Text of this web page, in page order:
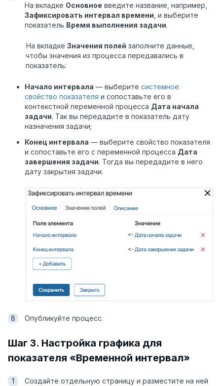
На вкладке Основное введите название, например,
Зафиксировать интервал времени , и выберите
показатель Время выполнения задачи.
На вкладке Значения полей заполните данные,
чтобы значения из процесса передавались в
показатель:
Начало интервала — выберите системное
свойство показателя и сопоставьте его в
контекстной переменной процесса Дата начала
задачи. Так вы передадите в показатель дату
назначения задачи;
Конец интервала — выберите свойство показателя
и сопоставьте его с переменной процесса Дата
завершения задачи. Тогда вы передадите в него
дату закрытия задачи.
Опубликуйте процесс.
Шаг 3. Настройка графика для
показателя «Временной интервал»
Создайте отдельную страницу и разместите на ней